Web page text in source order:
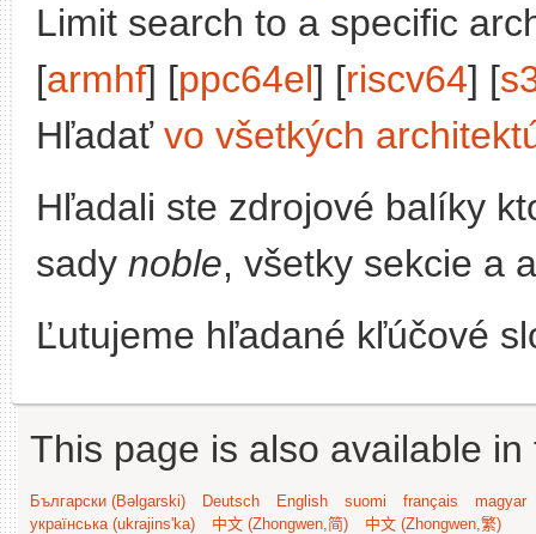
Limit search to a specific
[armhf] [ppc64el] [riscv64] [
Hľadať vo všetkých
Hľadali ste zdrojové balíky
sady noble, všetky sekcie a
Ľutujeme hľadané kľúčové
This page is also available
Български (Bəlgarski) Deutsch English suomi français
magyar
українська (ukrajins'ka)
中文 (Zhongwen,简) 中文 (Zhongwen,繁)